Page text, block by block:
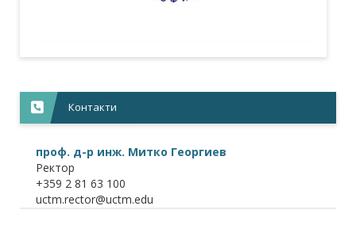
Контакти
проф. д-р инж. Митко Георгиев
Ректор
+359 2 81 63 100